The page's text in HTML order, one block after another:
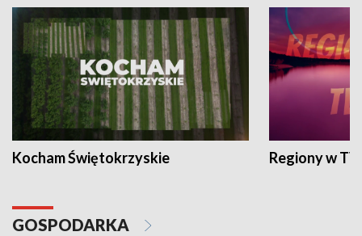
Kocham Świętokrzyskie Regiony w
GOSPODARKA